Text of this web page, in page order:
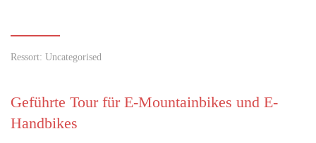
Ressort: Uncategorised
Geführte Tour für E-Mountainbikes und E-
Handbikes